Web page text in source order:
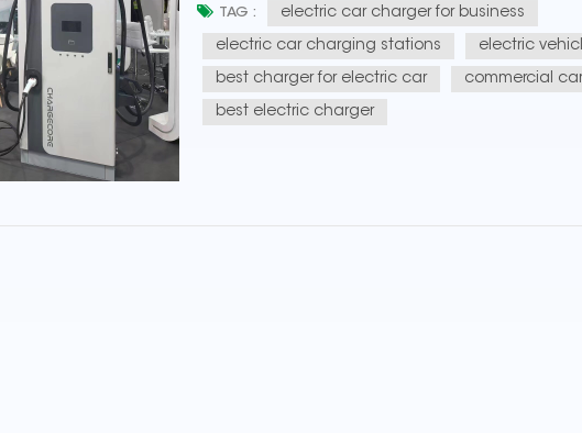
TAG : electric car charger for business
electric car charging stations electric
best charger for electric car commercial
best electric charger